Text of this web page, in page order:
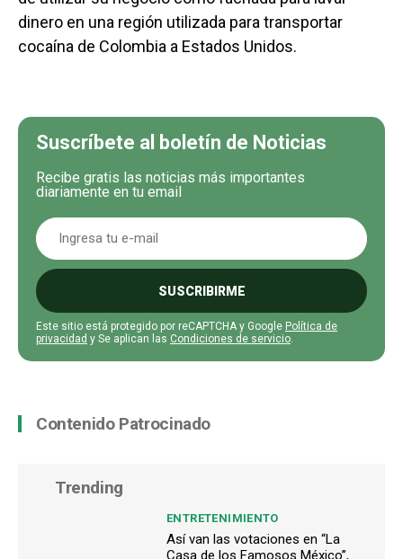
dinero en una región utilizada para transportar
cocaína de Colombia a Estados Unidos.
Suscríbete al boletín de Noticias
Recibe gratis las noticias más importantes
diariamente en tu email
SUSCRIBIRME
Este sitio está protegido por reCAPTCHA y Google Política de
privacidad y Se aplican las Condiciones de servicio.
Contenido Patrocinado
Trending
ENTRETENIMIENTO
Así van las votaciones en “La
Casa de los Famosos México”,